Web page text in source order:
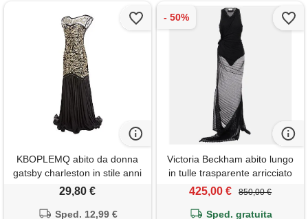
KBOPLEMQ abito da donna
gatsby charleston in stile anni
1920 con paillettes, lungo,
tulle, abito da ballo 1920 stile
29,80 €
Sped. 12,99 €
Victoria Beckham abito lungo
in tulle trasparente arricciato
425,00 € 850,00 €
Sped. gratuita